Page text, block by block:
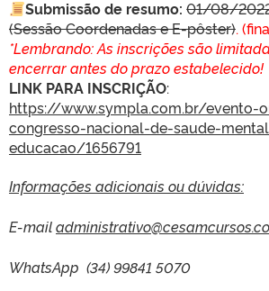
Submissão de resumo:01/08/
(Sessão Coordenadas e E-pôster).
*Lembrando: As inscrições são
encerrar antes do prazo estabelecido!
LINK PARA INSCRIÇÃO:
https://www.sympla.com.br/evento-
congresso-nacional-de-saude-
educacao/1656791
Informaçõesadicionais ou dúvidas:
E-mail
WhatsApp (34) 99841 5070